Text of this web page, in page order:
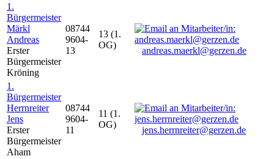
1.
Bürgermeister
Märkl
Andreas
Erster
Bürgermeister
Kröning
08744
9604-
13
13 (1.
OG)
andreas.maerkl@gerzen.de
1.
Bürgermeister
Herrnreiter
Jens
Erster
Bürgermeister
Aham
08744
9604-
11
11 (1.
OG)
jens.herrnreiter@gerzen.de